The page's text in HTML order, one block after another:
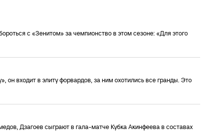
с «Зенитом» за чемпионство в этом сезоне: «Для этого
он входит в элиту форвардов, за ним охотились все гранды. Это
Дзагоев сыграют в гала-матче Кубка Акинфеева в составах